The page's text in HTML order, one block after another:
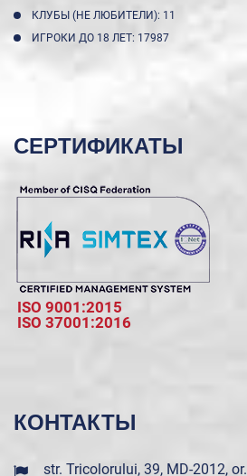
КЛУБЫ (НЕ ЛЮБИТЕЛИ): 11
ИГРОКИ ДО 18 ЛЕТ: 17987
СЕРТИФИКАТЫ
ISO 9001:2015
ISO 37001:2016
КОНТАКТЫ
str. Tricolorului, 39, MD-2012,